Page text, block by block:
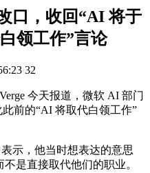
口，收回“AI 将于
领工作”言论
32
今天报道，微软 AI 部门
前的“AI 将取代白领工作”
示，他当时想表达的意思
是直接取代他们的职业。